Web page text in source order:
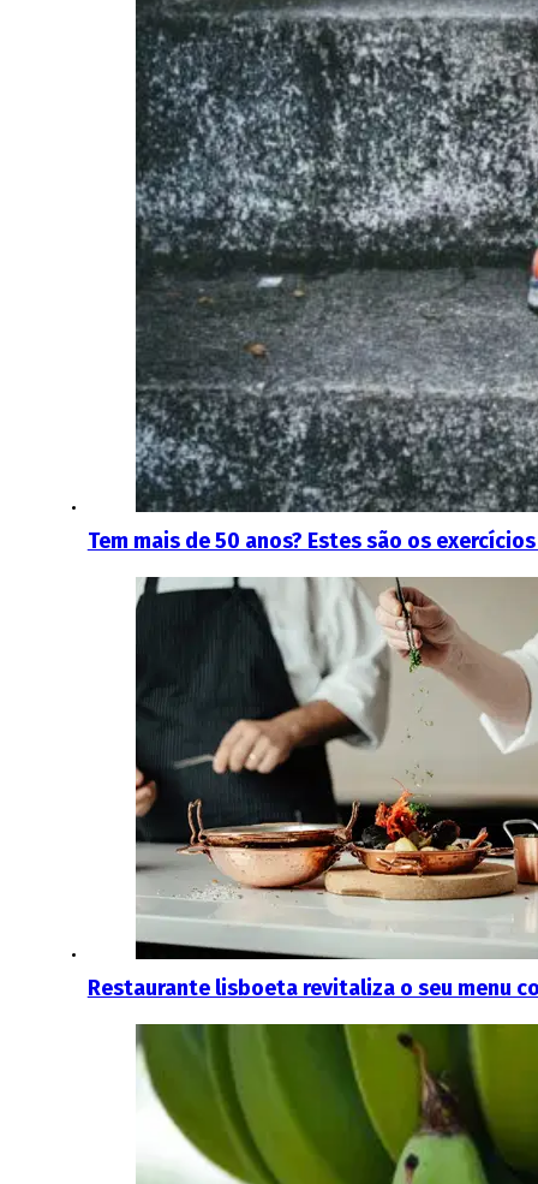
Tem mais de 50 anos? Estes são os
Restaurante lisboeta revitaliza o seu menu